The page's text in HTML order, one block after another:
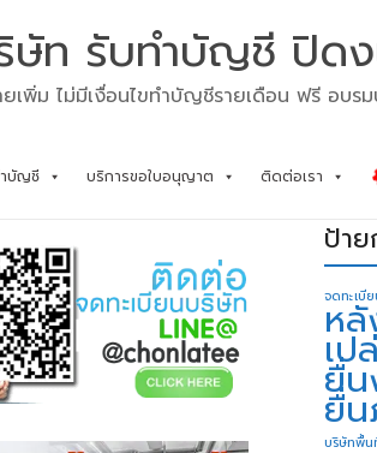
ษัท รับทำบัญชี ปิดง
เพิ่ม ไม่มีเงื่อนไขทำบัญชีรายเดือน ฟรี อบร
บัญชี บริการขอใบอนุญาต ติดต่อเรา
ป้า
จดทะเบี
ห
เป
ยื่
ยื่น
บริษัทพื้น